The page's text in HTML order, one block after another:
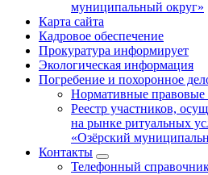
муниципальный округ»
Карта сайта
Кадровое обеспечение
Прокуратура информирует
Экологическая информация
Погребение и похоронное
Нормативные правовые
Реестр участников,
на рынке ритуальных
«Озёрский
Контакты
Телефонный